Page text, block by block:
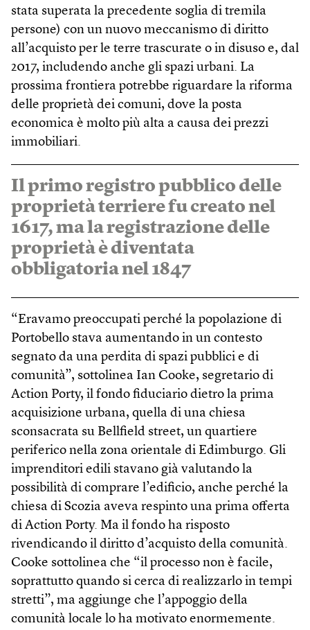
stata superata la precedente soglia di tremila
persone) con un nuovo meccanismo di diritto
all’acquisto per le terre trascurate o in disuso e, dal
2017, includendo anche gli spazi urbani. La
prossima frontiera potrebbe riguardare la riforma
delle proprietà dei comuni, dove la posta
economica è molto più alta a causa dei prezzi
immobiliari.
Il primo registro pubblico delle
proprietà terriere fu creato nel
1617, ma la registrazione delle
proprietà è diventata
obbligatoria nel 1847
“Eravamo preoccupati perché la popolazione di
Portobello stava aumentando in un contesto
segnato da una perdita di spazi pubblici e di
comunità”, sottolinea Ian Cooke, segretario di
Action Porty, il fondo fiduciario dietro la prima
acquisizione urbana, quella di una chiesa
sconsacrata su Bellfield street, un quartiere
periferico nella zona orientale di Edimburgo. Gli
imprenditori edili stavano già valutando la
possibilità di comprare l’edificio, anche perché la
chiesa di Scozia aveva respinto una prima offerta
di Action Porty. Ma il fondo ha risposto
rivendicando il diritto d’acquisto della comunità.
Cooke sottolinea che “il processo non è facile,
soprattutto quando si cerca di realizzarlo in tempi
stretti”, ma aggiunge che l’appoggio della
comunità locale lo ha motivato enormemente.